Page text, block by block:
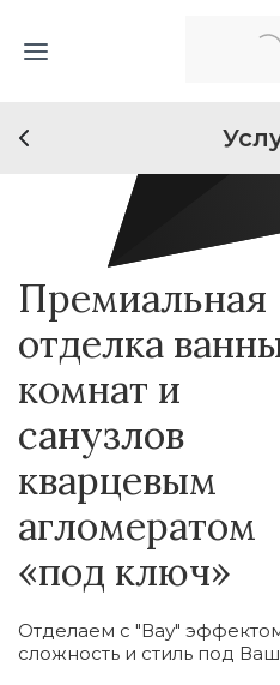
Премиальная
отделка
комнат и
санузлов
кварцевым
агломератом
«под ключ»
Отделаем с "Вау"
сложность и стиль под